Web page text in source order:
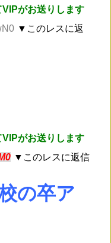
がお送りします
▼このレスに返
がお送りします
▼このレスに返信
の卒ア